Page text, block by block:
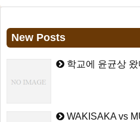
New Posts
학교에 윤균상 왔
WAKISAKA vs